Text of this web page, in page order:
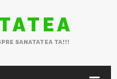
SANATATEA TA!!!